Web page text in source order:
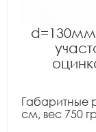
Габаритные
см, вес 750